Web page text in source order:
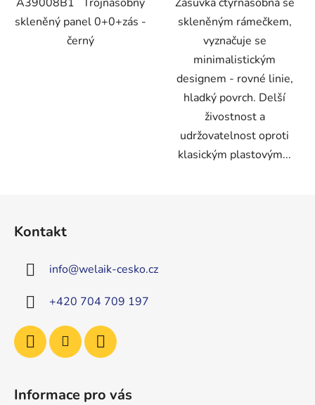
skleněný panel 0+0+zás -
černý
skleněným rámečkem,
vyznačuje se
minimalistickým
designem - rovné linie,
hladký povrch. Delší
živostnost a
udržovatelnost oproti
klasickým plastovým...
Kontakt
info@welaik-cesko.cz
+420 704 709 197
Informace pro vás